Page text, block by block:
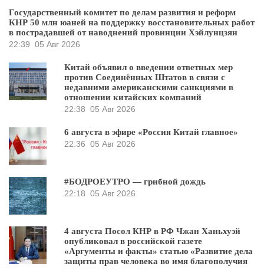
Государственный комитет по делам развития и реформ
КНР 50 млн юаней на поддержку восстановительных работ
в пострадавшей от наводнений провинции Хэйлунцзян
22:39 05 Авг 2026
Китай объявил о введении ответных мер
против Соединённых Штатов в связи с
недавними американскими санкциями в
отношении китайских компаний
22:38 05 Авг 2026
6 августа в эфире «Россия Китай главное»
22:36 05 Авг 2026
#БОДРОЕУТРО — грибной дождь
22:18 05 Авг 2026
4 августа Посол КНР в РФ Чжан Ханьхуэй
опубликовал в российской газете
«Аргументы и факты» статью «Развитие дела
защиты прав человека во имя благополучия